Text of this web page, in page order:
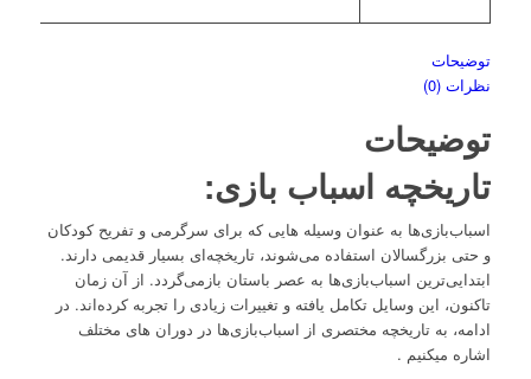
توضیحات
نظرات (0)
توضیحات
تاریخچه اسباب بازی:
اسباب‌بازی‌ها به عنوان وسیله هایی که برای سرگرمی و تفریح کودکان
و حتی بزرگسالان استفاده می‌شوند، تاریخچه‌ای بسیار قدیمی دارند.
ابتدایی‌ترین اسباب‌بازی‌ها به عصر باستان بازمی‌گردد. از آن زمان
تاکنون، این وسایل تکامل یافته و تغییرات زیادی را تجربه کرده‌اند. در
ادامه، به تاریخچه مختصری از اسباب‌بازی‌ها در دوران های مختلف
اشاره میکنیم .